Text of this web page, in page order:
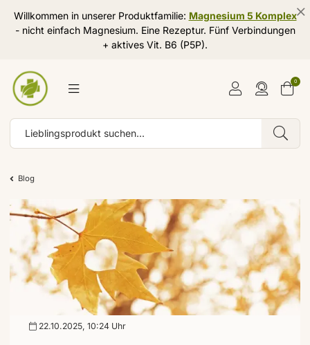
Willkommen in unserer Produktfamilie: Magnesium 5 Komplex
- nicht einfach Magnesium. Eine Rezeptur. Fünf Verbindungen
+ aktives Vit. B6 (P5P).
0
Blog
22.10.2025, 10:24 Uhr